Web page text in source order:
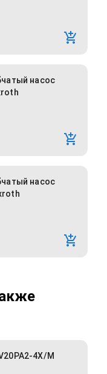
насос
насос
4X/M